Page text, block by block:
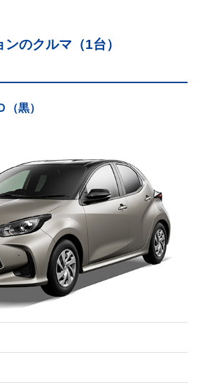
のクルマ（1台）
黒）